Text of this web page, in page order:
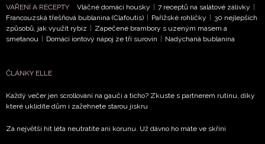
ODESLAT
potvrzujete, že jste se seznámili se
ochrany soukromí
- BurdaMedia Extra s.r.o. bude s
Vašimi údaji pracovat zejména k organizaci a
VAŘENÍ A RECEPTY Vláčné domácí housky 7 receptů na salátové zálivky
Francouzská třešňová bublanina (Clafoutis)
Pařížské rohlíčky
30 nejlepších
způsobů, jak využít rybíz
Zapečené brambory s uzeným masem a
smetanou
Domácí iontový nápoj ze tří surovin Nadýchaná bublanina
ČLÁNKY ELLE
Každý večer jen scrollování na gauči a ticho? Zkuste s partnerem rutinu, díky
které uklidíte dům i zažehnete starou jiskru
Za největší hit léta neutratíte ani korunu. Už dávno ho máte ve skříni